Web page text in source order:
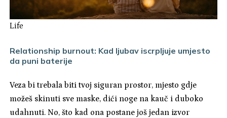
Life
Relationship burnout: Kad ljubav iscrpljuje umjesto
da puni baterije
Veza bi trebala biti tvoj siguran prostor, mjesto gdje
možeš skinuti sve maske, dići noge na kauč i duboko
udahnuti. No, što kad ona postane još jedan izvor